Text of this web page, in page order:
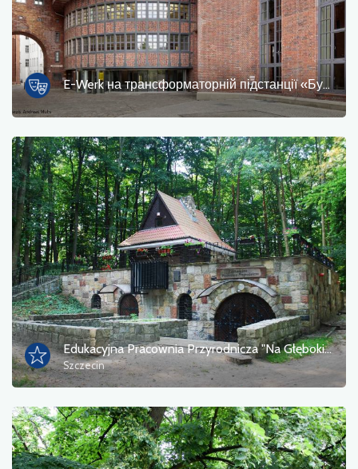
E-Werk на трансформаторній підстанції «Бухгельдерхоф» (1928)
Edukacyjna Pracownia Przyrodnicza "Na Głębokim"
Szczecin